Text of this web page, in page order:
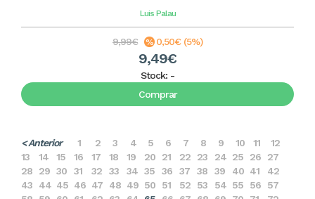
Luis Palau
9,99€ 0,50€ (5%)
9,49€
Stock: -
Comprar
< Anterior 1 2 3 4 5 6 7 8 9 10 11
12
13
14 15 16 17 18 19 20 21 22 23 24 25 26
27
28
29 30 31 32 33 34 35 36 37 38 39 40 41
42
43
44 45 46 47 48 49 50 51 52 53 54 55 56
57